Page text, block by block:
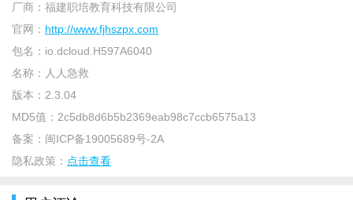
厂商： 福建职培教育科技有限公司
官网： http://www.fjhszpx.com
包名： io.dcloud.H597A6040
名称： 人人急救
版本： 2.3.04
MD5值： 2c5db8d6b5b2369eab98c7ccb6575a13
备案： 闽ICP备19005689号-2A
隐私政策： 点击查看